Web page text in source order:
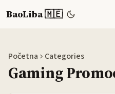
BaoLiba 🇲🇪
Početna Categories
Gaming